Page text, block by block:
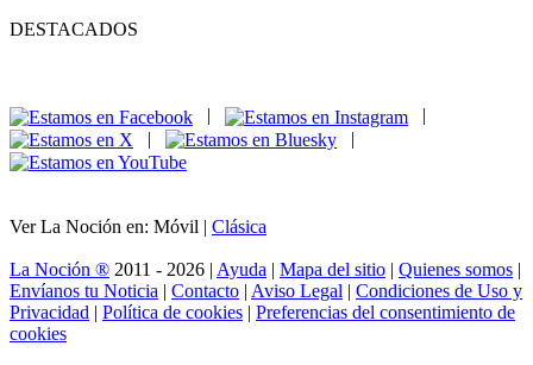
DESTACADOS
|
|
Ver La Noción en: Móvil | Clásica
La Noción ® 2011 - 2026 | Ayuda | Mapa del sitio | Quienes somos |
Envíanos tu Noticia | Contacto | Aviso Legal | Condiciones de Uso y
Privacidad | Política de cookies | Preferencias del consentimiento de
cookies